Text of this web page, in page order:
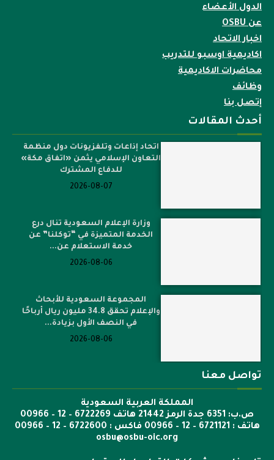
الدول الأعضاء
عن OSBU
اخبار الاتحاد
اكاديمية اوسبو للتدريب
محاضرات الاكاديمية
وظائف
إتصل بنا
أحدث المقالات
اتحاد إذاعات وتلفزيونات دول منظمة
التعاون الإسلامي يثمن «اتفاق مكة»
للدفاع المشترك
2026-08-07
وزارة الإعلام السعودية تنال درع
الخدمة المتميزة في “توكلنا” عن
خدمة الاستعلام عن...
2026-08-06
المجموعة السعودية للأبحاث
والإعلام تحقق 34.8 مليون ريال أرباحًا
في النصف الأول بزيادة...
2026-08-06
تواصل معنا
المملكة العربية السعودية
ص.ب: 6351 جدة الرمز 21442 هاتف 6722269 – 12 – 00966
هاتف : 6721121 – 12 – 00966 فاكس : 6722600 – 12 – 00966
osbu@osbu-oic.org